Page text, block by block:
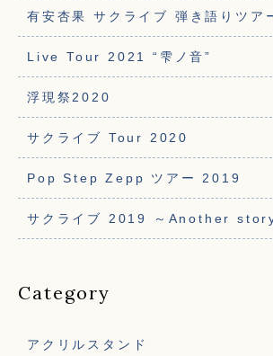
有安杏果 サクライブ 弾き語りツア
Live Tour 2021 “雫ノ音”
浮現祭2020
サクライブ Tour 2020
Pop Step Zepp ツアー 2019
サクライブ 2019 ～Another
Category
アクリルスタンド